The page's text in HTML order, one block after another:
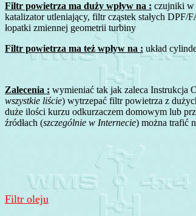
Filtr powietrza ma duży wpływ na : czujniki w
katalizator utleniający, filtr cząstek stałych DPF/
łopatki zmiennej geometrii turbiny
Filtr powietrza ma też wpływ na :układ
Zalecenia : wymieniać tak jak zaleca Instrukcja
wszystkie liście) wytrzepać filtr powietrza z
duże ilości kurzu odkurzaczem domowym lub
źródłach (szczególnie w Internecie) można trafić
Filtr oleju